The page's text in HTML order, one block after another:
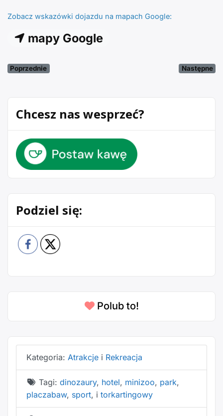
Zobacz wskazówki dojazdu na mapach Google:
mapy Google
Poprzednie Następne
Chcesz nas wesprzeć?
Podziel się:
Polub to!
Kategoria: Atrakcje i Rekreacja
Tagi: dinozaury, hotel, minizoo, park,
placzabaw, sport, i torkartingowy